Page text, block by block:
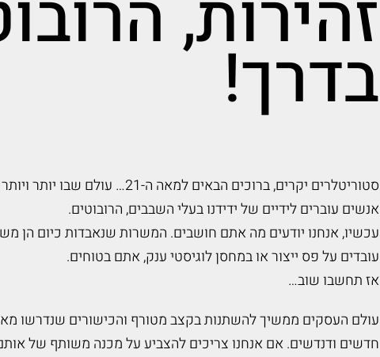
זהירות,
בדרך!
סטוריטלרים יקרים, ברוכים הבאים
אנשים עוברים לידיים של ידידנו בעלי השבבים, הרובוטים.
עכשיו, אנחנו יודעים מה אתם חושבים. המשרות שנאבדות כיום הן
עובדים על פס ייצור או במחסן לוגיסטי ענק, אתם בטוחים.
אז תחשבו שוב…
עולם העסקים ממשיך להשתנות בקצב מטורף והכישורים שנדרשו
חדשים ודנדשים. אם אנחנו צריכים להצביע על מכנה משותף של אותם